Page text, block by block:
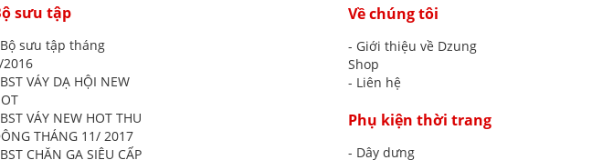
sưu tập
sưu tập tháng
2016
VÁY DẠ HỘI NEW
VÁY NEW HOT THU
THÁNG 11/ 2017
CHĂN GA SIÊU CẤP
Về chúng tôi
- Giới thiệu về Dzung
Shop
- Liên hệ
Phụ kiện thời trang
- Dây dưng